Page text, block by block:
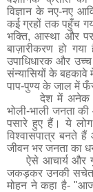
विज्ञान के नए-नए
कई ग्रहों तक पहुँच
भक्ति,आस्था और
बाज़ारीकरण हो गया
उपाधिधारक और
संन्यासियों के
पाप-पुण्य के जाल में
देश में अनेक
भोली-भाली जनता
पसारे हुए हैं। ये
विश्वासपात्र बनते
जीवन भर जनता का
ऐसे आचार्य और
जकड़कर उनकी
मोहन ने कहा है-"आज